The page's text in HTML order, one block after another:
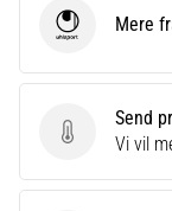
Send
Send
Vi vil
UhlsportMere